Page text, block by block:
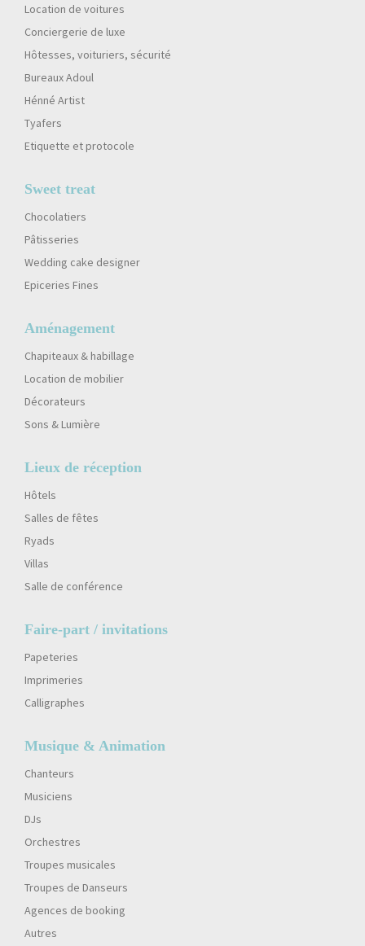
Location de voitures
Conciergerie de luxe
Hôtesses, voituriers, sécurité
Bureaux Adoul
Hénné Artist
Tyafers
Etiquette et protocole
Sweet treat
Chocolatiers
Pâtisseries
Wedding cake designer
Epiceries Fines
Aménagement
Chapiteaux & habillage
Location de mobilier
Décorateurs
Sons & Lumière
Lieux de réception
Hôtels
Salles de fêtes
Ryads
Villas
Salle de conférence
Faire-part / invitations
Papeteries
Imprimeries
Calligraphes
Musique & Animation
Chanteurs
Musiciens
DJs
Orchestres
Troupes musicales
Troupes de Danseurs
Agences de booking
Autres